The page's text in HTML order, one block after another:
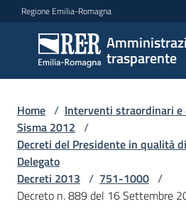
Vai al contenuto
Vai alla navigazione
Vai al footer
Regione Emilia-Romagna
trasparente
Amministrazione
trasparente
Sottosezioni
Accesso
Home / Interventi straordinari e
Sisma 2012 /
Decreti del Presidente in qualità
Delegato
Decreti 2013 / 751-1000 /
Decreto n. 889 del 16 Settembre